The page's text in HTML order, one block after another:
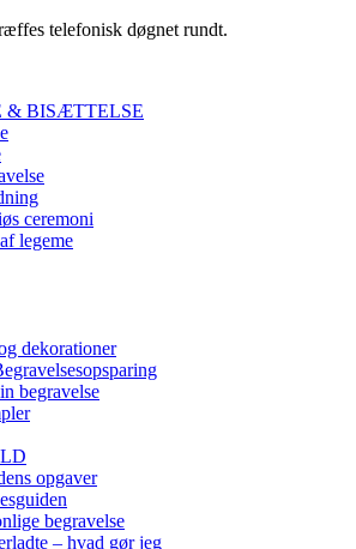
telefonisk døgnet rundt.
& BISÆTTELSE
ceremoni
legeme
dekorationer
begravelse
opgaver
begravelse
– hvad gør jeg